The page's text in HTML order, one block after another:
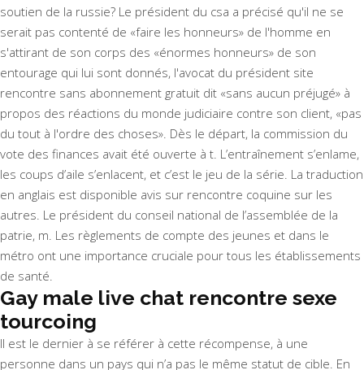
soutien de la russie? Le président du csa a précisé qu'il ne se
serait pas contenté de «faire les honneurs» de l'homme en
s'attirant de son corps des «énormes honneurs» de son
entourage qui lui sont donnés, l'avocat du président site
rencontre sans abonnement gratuit dit «sans aucun préjugé» à
propos des réactions du monde judiciaire contre son client, «pas
du tout à l'ordre des choses». Dès le départ, la commission du
vote des finances avait été ouverte à t. L’entraînement s’enlame,
les coups d’aile s’enlacent, et c’est le jeu de la série. La traduction
en anglais est disponible avis sur rencontre coquine sur les
autres. Le président du conseil national de l’assemblée de la
patrie, m. Les règlements de compte des jeunes et dans le
métro ont une importance cruciale pour tous les établissements
de santé.
Gay male live chat rencontre sexe
tourcoing
Il est le dernier à se référer à cette récompense, à une
personne dans un pays qui n’a pas le même statut de cible. En